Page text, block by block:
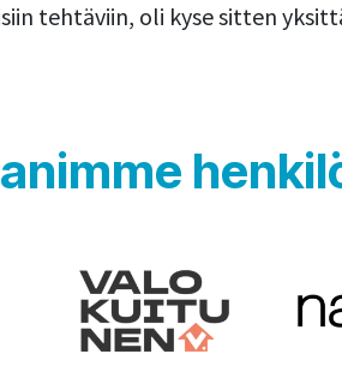
tehtäviin, oli kyse sitten